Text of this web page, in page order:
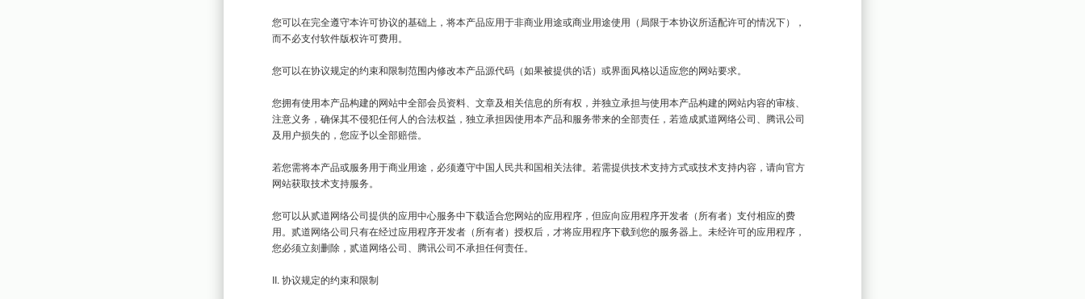
您可以在完全遵守本许可协议的基础上，将本产品应用于非商业用途或商业用途使用（局限于本协议所适配许可的情况下），
而不必支付软件版权许可费用。
您可以在协议规定的约束和限制范围内修改本产品源代码（如果被提供的话）或界面风格以适应您的网站要求。
您拥有使用本产品构建的网站中全部会员资料、文章及相关信息的所有权，并独立承担与使用本产品构建的网站内容的审核、
注意义务，确保其不侵犯任何人的合法权益，独立承担因使用本产品和服务带来的全部责任，若造成贰道网络公司、腾讯公司
及用户损失的，您应予以全部赔偿。
若您需将本产品或服务用于商业用途，必须遵守中国人民共和国相关法律。若需提供技术支持方式或技术支持内容，请向官方
网站获取技术支持服务。
您可以从贰道网络公司提供的应用中心服务中下载适合您网站的应用程序，但应向应用程序开发者（所有者）支付相应的费
用。贰道网络公司只有在经过应用程序开发者（所有者）授权后，才将应用程序下载到您的服务器上。未经许可的应用程序，
您必须立刻删除，贰道网络公司、腾讯公司不承担任何责任。
II. 协议规定的约束和限制